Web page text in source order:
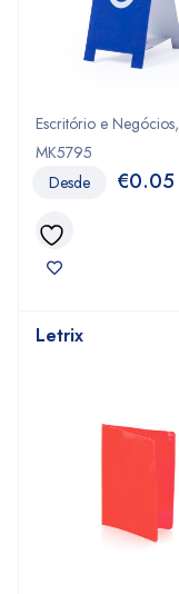
Escritório e Negócios,
MK5795
Desde €0.05
Letrix